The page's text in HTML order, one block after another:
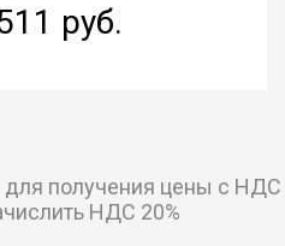
руб.
получения цены с НДС
НДС 20%